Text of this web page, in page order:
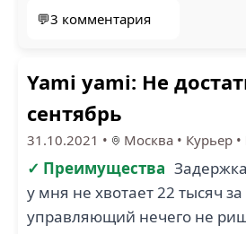
💬3 комментария
Yami yami: Не
сентябрь
31.10.2021 • Москва • Курьер •
✓ Преимущества
у мня не хвотает 22 тысяч
управляющий нечего не